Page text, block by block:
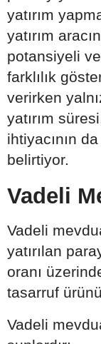
yatırım
yatırım
potansiyeli
farklılık
verirken
yatırım
ihtiyacının
belirtiyor.
Vadeli
Vadeli
yatırılan
oranı
tasarruf
Vadeli